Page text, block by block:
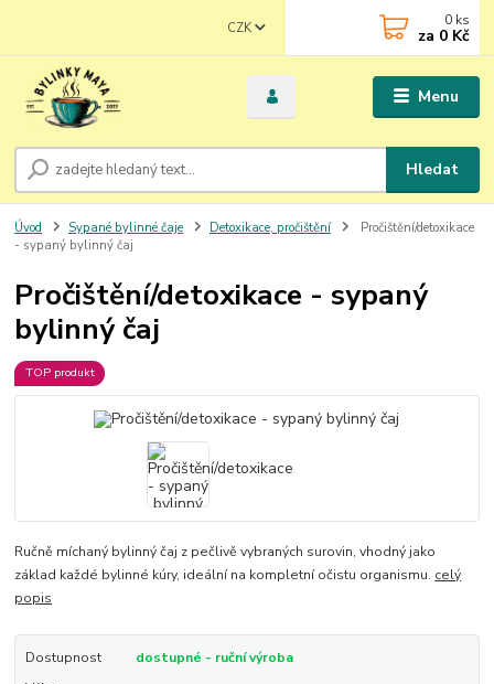
Menu
CZK
Hledat
0 ks
za 0 Kč
Úvod Sypané bylinné čaje Detoxikace, pročištění
Pročištění/detoxikace
- sypaný bylinný čaj
Pročištění/detoxikace - sypaný
bylinný čaj
TOP produkt
Ručně míchaný bylinný čaj z pečlivě vybraných surovin, vhodný jako
základ každé bylinné kúry, ideální na kompletní očistu organismu. celý
popis
Dostupnost
dostupné - ruční výroba